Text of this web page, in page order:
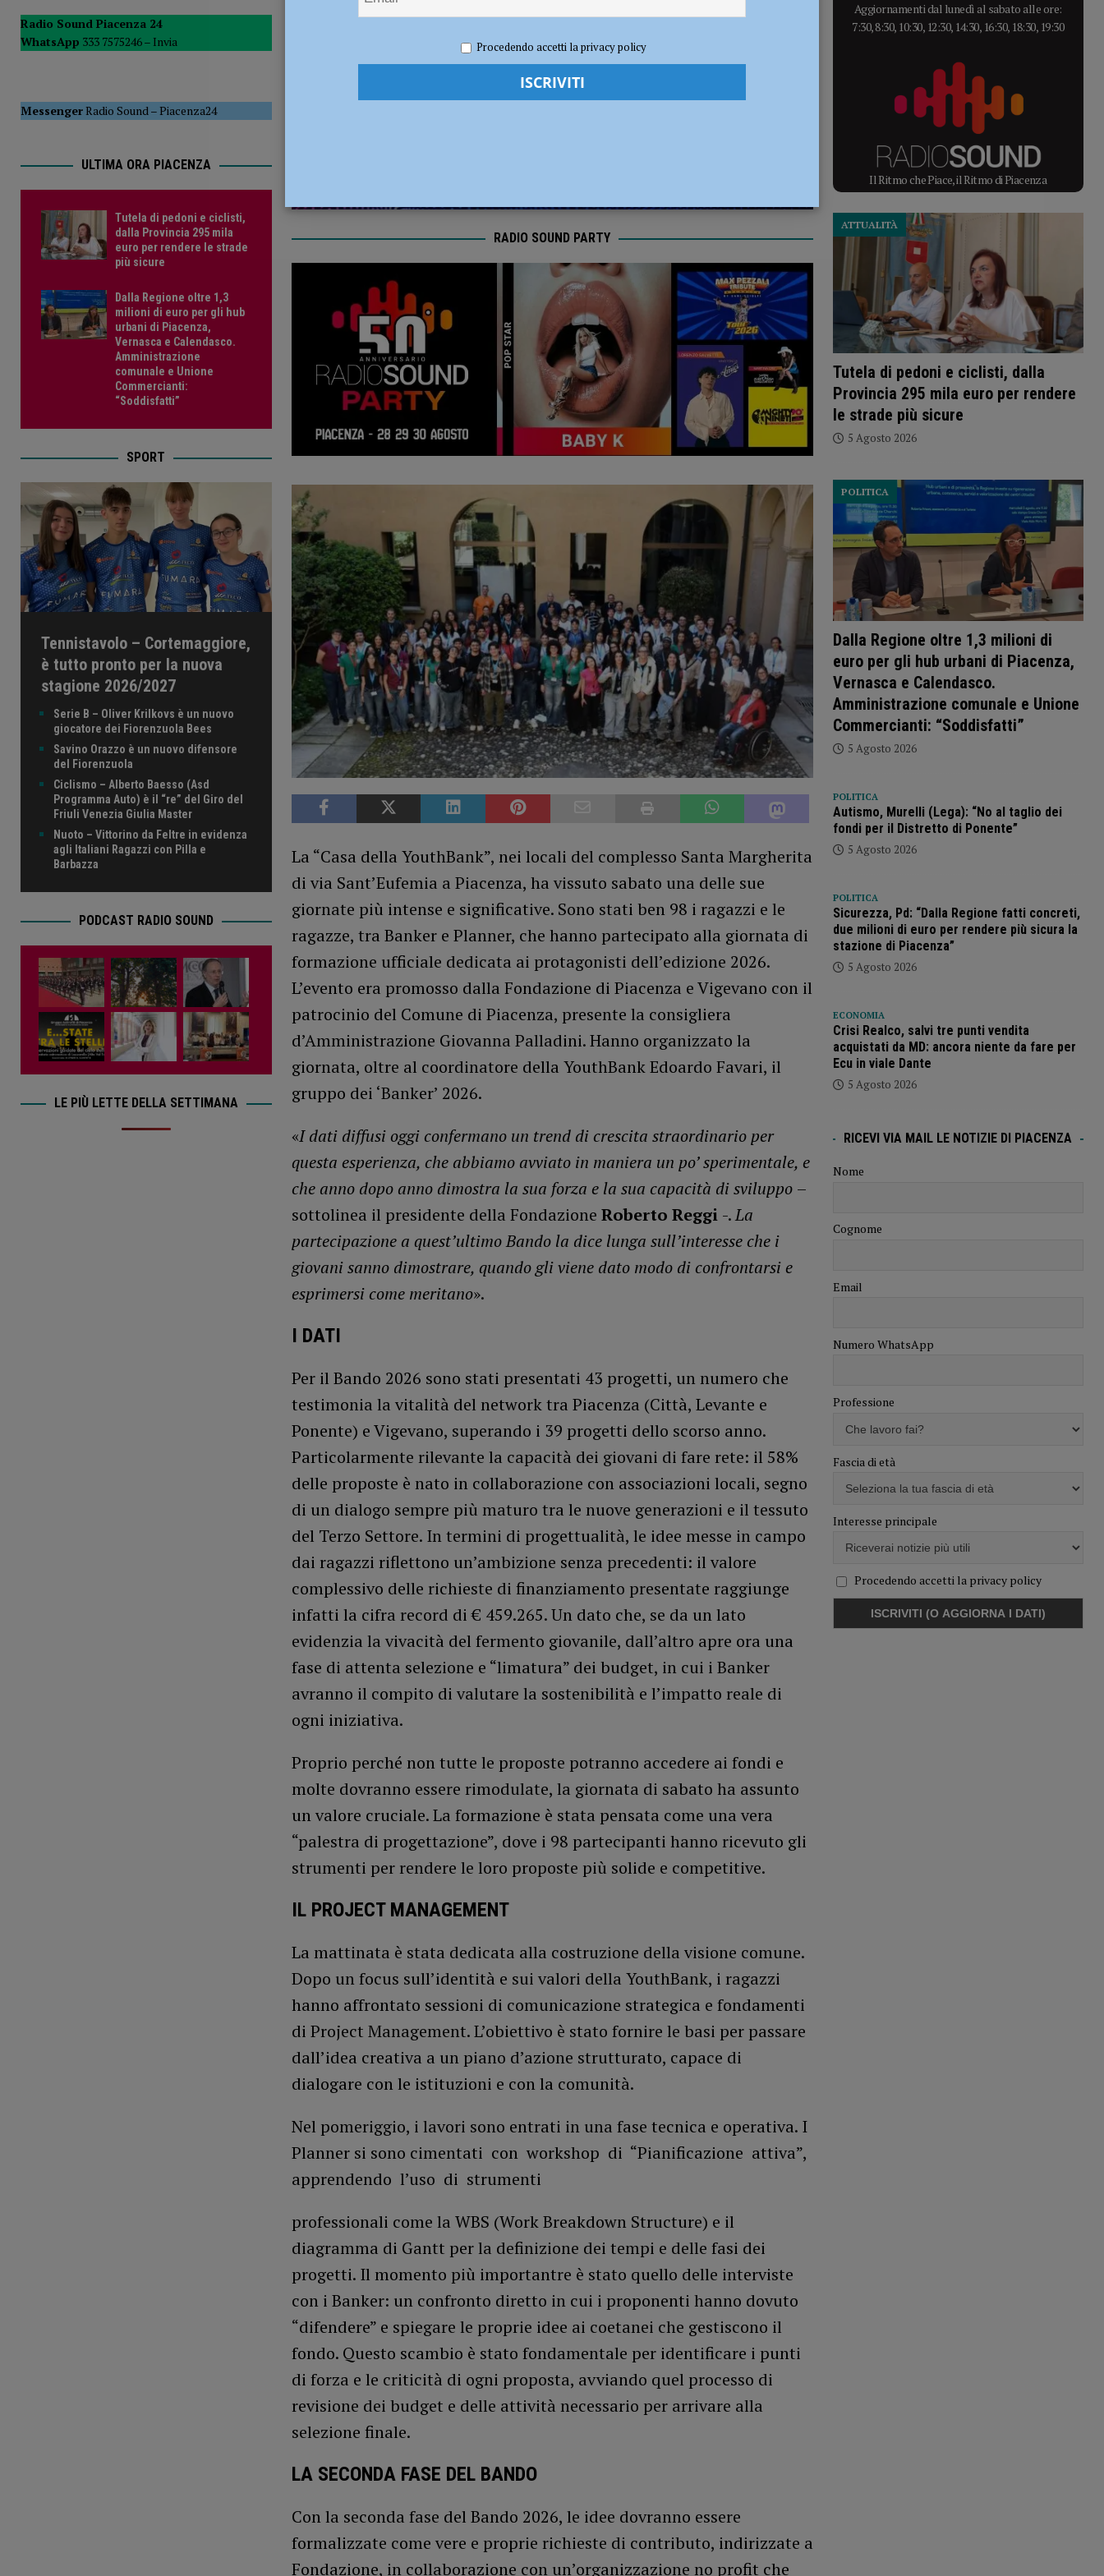
POLITICA
[ 5 Agosto 2026 ] Caldo estremo e asili nido, Tagliaferri (FdI): “Verificare subito la situazione nella provincia di Piacenza”
Redazione FG Economia
RADIO SOUND PARTY
La “Casa della YouthBank”, nei locali del complesso Santa Margherita
di via Sant’Eufemia a Piacenza, ha vissuto sabato una delle sue
giornate più intense e significative. Sono stati ben 98 i ragazzi e le
ragazze, tra Banker e Planner, che hanno partecipato alla giornata di
formazione ufficiale dedicata ai protagonisti dell’edizione 2026.
L’evento era promosso dalla Fondazione di Piacenza e Vigevano con il
patrocinio del Comune di Piacenza, presente la consigliera
d’Amministrazione Giovanna Palladini. Hanno organizzato la
giornata, oltre al coordinatore della YouthBank Edoardo Favari, il
gruppo dei ‘Banker’ 2026.
«I dati diffusi oggi confermano un trend di crescita straordinario per
questa esperienza, che abbiamo avviato in maniera un po’ sperimentale, e
che anno dopo anno dimostra la sua forza e la sua capacità di sviluppo –
sottolinea il presidente della Fondazione Roberto Reggi -.La
partecipazione a quest’ultimo Bando la dice lunga sull’interesse che i
giovani sanno dimostrare, quando gli viene dato modo di confrontarsi e
esprimersi come meritano».
I DATI
Per il Bando 2026 sono stati presentati 43 progetti, un numero che
testimonia la vitalità del network tra Piacenza (Città, Levante e
Ponente) e Vigevano, superando i 39 progetti dello scorso anno.
Particolarmente rilevante la capacità dei giovani di fare rete: il 58%
delle proposte è nato in collaborazione con associazioni locali, segno
di un dialogo sempre più maturo tra le nuove generazioni e il tessuto
del Terzo Settore. In termini di progettualità, le idee messe in campo
dai ragazzi riflettono un’ambizione senza precedenti: il valore
complessivo delle richieste di finanziamento presentate raggiunge
infatti la cifra record di € 459.265. Un dato che, se da un lato
evidenzia la vivacità del fermento giovanile, dall’altro apre ora una
fase di attenta selezione e “limatura” dei budget, in cui i Banker
avranno il compito di valutare la sostenibilità e l’impatto reale di
ogni iniziativa.
Proprio perché non tutte le proposte potranno accedere ai fondi e
molte dovranno essere rimodulate, la giornata di sabato ha assunto
un valore cruciale. La formazione è stata pensata come una vera
“palestra di progettazione”, dove i 98 partecipanti hanno ricevuto gli
strumenti per rendere le loro proposte più solide e competitive.
IL PROJECT MANAGEMENT
La mattinata è stata dedicata alla costruzione della visione comune.
Dopo un focus sull’identità e sui valori della YouthBank, i ragazzi
hanno affrontato sessioni di comunicazione strategica e fondamenti
di Project Management. L’obiettivo è stato fornire le basi per passare
dall’idea creativa a un piano d’azione strutturato, capace di
dialogare con le istituzioni e con la comunità.
Nel pomeriggio, i lavori sono entrati in una fase tecnica e operativa. I
Planner si sono cimentati con workshop di “Pianificazione attiva”,
apprendendo l’uso di strumenti
professionali come la WBS (Work Breakdown Structure) e il
diagramma di Gantt per la definizione dei tempi e delle fasi dei
progetti. Il momento più importantre è stato quello delle interviste
con i Banker: un confronto diretto in cui i proponenti hanno dovuto
“difendere” e spiegare le proprie idee ai coetanei che gestiscono il
fondo. Questo scambio è stato fondamentale per identificare i punti
di forza e le criticità di ogni proposta, avviando quel processo di
revisione dei budget e delle attività necessario per arrivare alla
selezione finale.
LA SECONDA FASE DEL BANDO
Con la seconda fase del Bando 2026, le idee dovranno essere
formalizzate come vere e proprie richieste di contributo, indirizzate a
Fondazione, in collaborazione con un’organizzazione no profit che
Radio Sound Piacenza 24
WhatsApp 333 7575246 – Invia
MessengerRadio Sound–Piacenza24
ULTIMA ORA PIACENZA
Tutela di pedoni e ciclisti,
dalla Provincia 295 mila
euro per rendere le strade
più sicure
Dalla Regione oltre 1,3
milioni di euro per gli hub
urbani di Piacenza,
Vernasca e Calendasco.
Amministrazione
comunale e Unione
Commercianti:
“Soddisfatti”
SPORT
Tennistavolo – Cortemaggiore,
è tutto pronto per la nuova
stagione 2026/2027
Serie B – Oliver Krilkovs è un nuovo
giocatore dei Fiorenzuola Bees
Savino Orazzo è un nuovo difensore
del Fiorenzuola
Ciclismo – Alberto Baesso (Asd
Programma Auto) è il “re” del Giro del
Friuli Venezia Giulia Master
Nuoto – Vittorino da Feltre in evidenza
agli Italiani Ragazzi con Pilla e
Barbazza
PODCAST RADIO SOUND
LE PIÙ LETTE DELLA SETTIMANA
Aggiornamenti dal lunedì al sabato alle ore:
7:30, 8:30, 10:30, 12:30, 14:30, 16:30, 18:30, 19:30
Il Ritmo che Piace, il Ritmo di Piacenza
Tutela di pedoni e ciclisti, dalla
Provincia 295 mila euro per rendere
le strade più sicure
ATTUALITÀ
5 Agosto 2026
Dalla Regione oltre 1,3 milioni di
euro per gli hub urbani di Piacenza,
Vernasca e Calendasco.
Amministrazione comunale e Unione
Commercianti: “Soddisfatti”
POLITICA
5 Agosto 2026
POLITICA
Autismo, Murelli (Lega): “No al taglio dei
fondi per il Distretto di Ponente”
5 Agosto 2026
POLITICA
Sicurezza, Pd: “Dalla Regione fatti concreti,
due milioni di euro per rendere più sicura la
stazione di Piacenza”
5 Agosto 2026
ECONOMIA
Crisi Realco, salvi tre punti vendita
acquistati da MD: ancora niente da fare per
Ecu in viale Dante
5 Agosto 2026
RICEVI VIA MAIL LE NOTIZIE DI PIACENZA
Nome
Cognome
Email
Numero WhatsApp
Professione
Fascia di età
Interesse principale
Procedendo accetti la privacy policy
Procedendo accetti la privacy policy